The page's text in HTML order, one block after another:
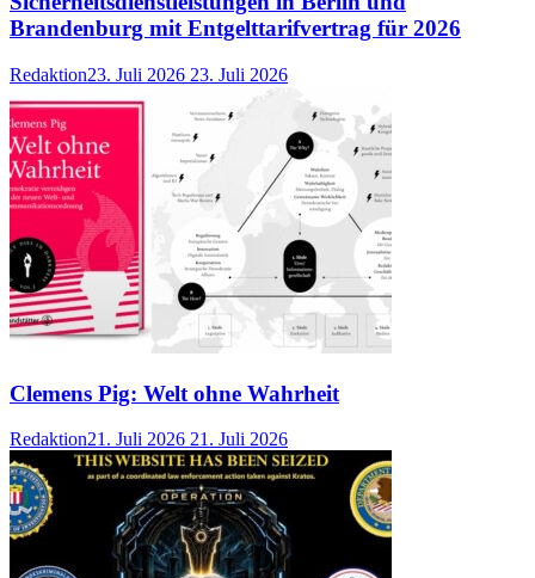
Brandenburg mit Entgelttarifvertrag für 2026
Redaktion23. Juli 2026 23. Juli 2026
Clemens Pig: Welt ohne Wahrheit
Redaktion21. Juli 2026 21. Juli 2026